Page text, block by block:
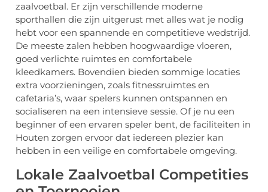
zaalvoetbal. Er zijn verschillende moderne
sporthallen die zijn uitgerust met alles wat je nodig
hebt voor een spannende en competitieve wedstrijd.
De meeste zalen hebben hoogwaardige vloeren,
goed verlichte ruimtes en comfortabele
kleedkamers. Bovendien bieden sommige locaties
extra voorzieningen, zoals fitnessruimtes en
cafetaria’s, waar spelers kunnen ontspannen en
socialiseren na een intensieve sessie. Of je nu een
beginner of een ervaren speler bent, de faciliteiten in
Houten zorgen ervoor dat iedereen plezier kan
hebben in een veilige en comfortabele omgeving.
Lokale Zaalvoetbal Competities